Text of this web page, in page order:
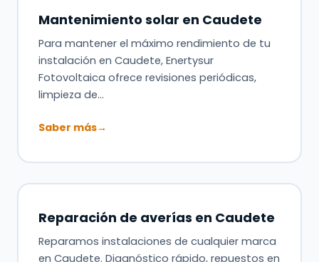
Mantenimiento solar en Caudete
Para mantener el máximo rendimiento de tu
instalación en Caudete, Enertysur
Fotovoltaica ofrece revisiones periódicas,
limpieza de…
Saber más→
Reparación de averías en Caudete
Reparamos instalaciones de cualquier marca
en Caudete. Diagnóstico rápido, repuestos en